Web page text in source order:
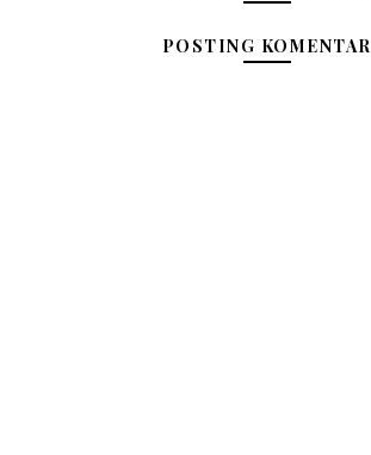
POSTING KOMENTAR